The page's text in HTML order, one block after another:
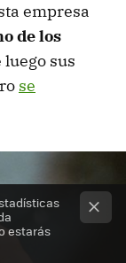
empresa
de los
luego sus
se
estarás